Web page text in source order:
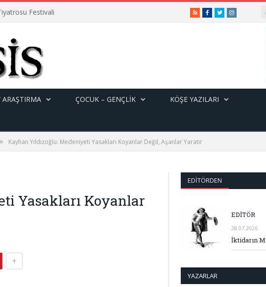
Festivali RSSFacebook
TwitterInstagram
ARAŞTIRMA ÇOCUK – GENÇLIK KÖŞE YAZILARI
» Kayhan Yıldızoğlu: Medeniyeti Yasakları Koyanlar Değil, Aşanlar Yaratır
Yasakları Koyanlar
+
EDITÖRDEN
EDİTÖR
28.07.2026
İktidarın
YAZARLAR